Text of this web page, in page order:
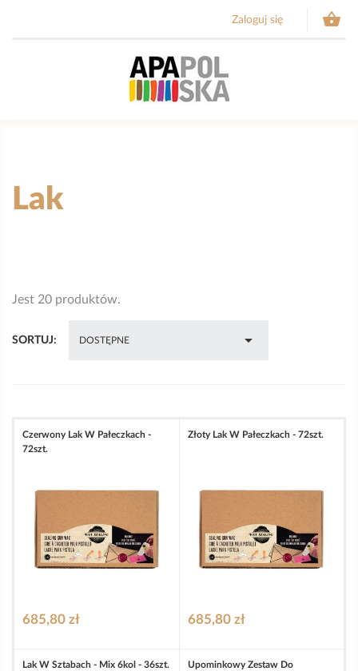
Zaloguj się 
Lak
Jest 20 produktów.
SORTUJ: DOSTĘPNE 
Czerwony Lak W Pałeczkach -
72szt.
685,80 zł
Złoty Lak W Pałeczkach - 72szt.
685,80 zł
Lak W Sztabach - Mix 6kol - 36szt.
Upominkowy Zestaw Do